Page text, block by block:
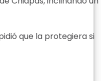
que la protegiera si